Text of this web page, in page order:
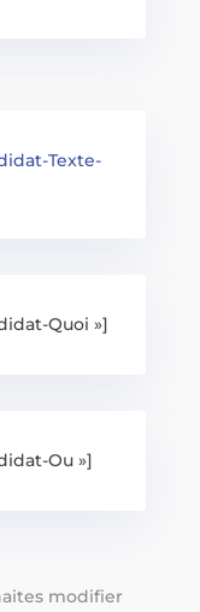
Texte-
Quoi »]
Ou »]
modifier